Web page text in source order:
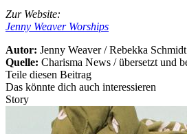
Zur Website:
Jenny Weaver Worships
Autor: Jenny Weaver / Rebekka Schmidt
Quelle: Charisma News / übersetzt und
Teile diesen Beitrag
Das könnte dich auch interessieren
Story